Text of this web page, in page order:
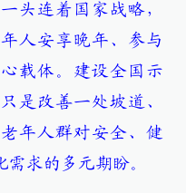
头连着国家战略，
人安享晚年、参与
载体。建设全国示
是改善一处坡道、
年人群对安全、健
求的多元期盼。